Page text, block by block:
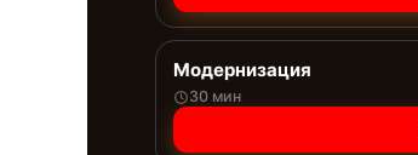
Модернизация
30 мин